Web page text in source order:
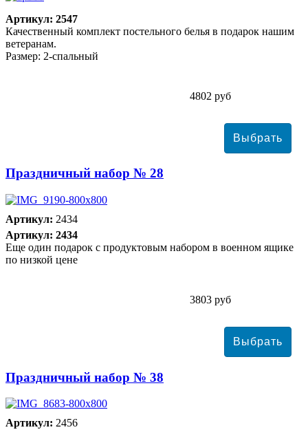
Артикул: 2547
Качественный комплект постельного белья в подарок нашим
ветеранам.
Размер: 2-спальный
4802 руб
Праздничный набор № 28
Артикул: 2434
Артикул: 2434
Еще один подарок с продуктовым набором в военном ящике
по низкой цене
3803 руб
Праздничный набор № 38
Артикул: 2456